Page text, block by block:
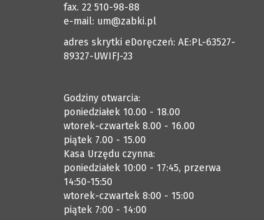
fax. 22 510-98-88
e-mail: um@zabki.pl
adres skrytki eDoręczeń: AE:PL-63527-
89327-UWIFJ-23
Godziny otwarcia:
poniedziałek 10.00 - 18.00
wtorek-czwartek 8.00 - 16.00
piątek 7.00 - 15.00
Kasa Urzędu czynna:
poniedziałek 10:00 - 17:45, przerwa
14:50-15:50
wtorek-czwartek 8:00 - 15:00
piątek 7:00 - 14:00